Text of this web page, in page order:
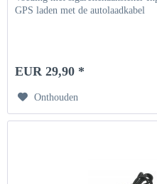
GPS laden met de autolaadkabel
EUR 29,90 *
Onthouden